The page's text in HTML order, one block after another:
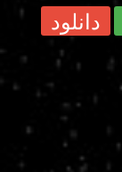
دانلود